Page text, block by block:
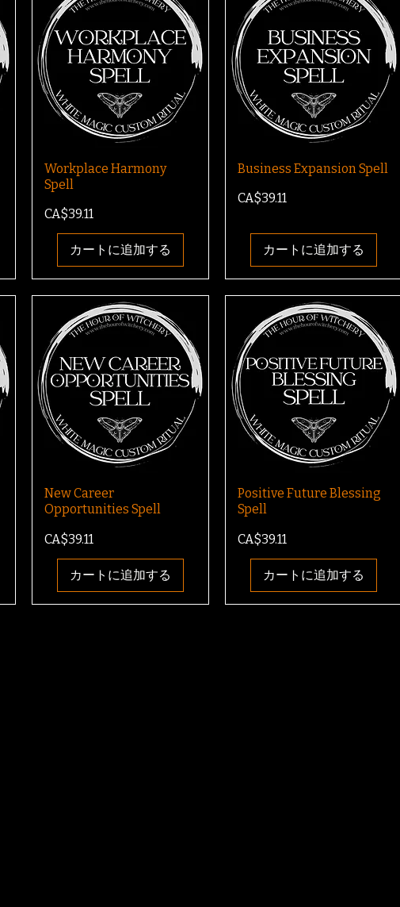
Workplace Harmony
Spell
価格
CA$39.11
カートに追加する
Business Expansion Spell
価格
CA$39.11
カートに追加する
New Career
Opportunities Spell
価格
CA$39.11
カートに追加する
Positive Future Blessing
Spell
価格
CA$39.11
カートに追加する